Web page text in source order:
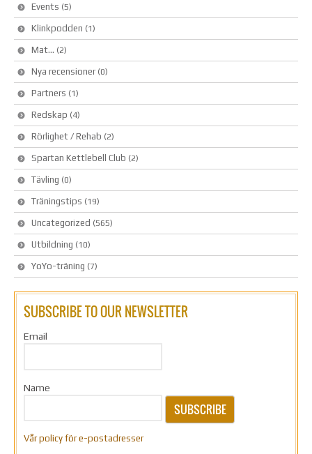
Events (5)
Klinkpodden (1)
Mat… (2)
Nya recensioner(0)
Partners (1)
Redskap (4)
Rörlighet / Rehab (2)
Spartan Kettlebell Club (2)
Tävling (0)
Träningstips (19)
Uncategorized (565)
Utbildning (10)
YoYo-träning (7)
SUBSCRIBE TO OUR NEWSLETTER
Email
Name
SUBSCRIBE
Vår policy för e-postadresser